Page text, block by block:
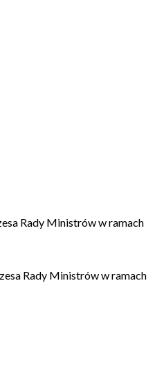
Rady Ministrów w ramach
Rady Ministrów w ramach